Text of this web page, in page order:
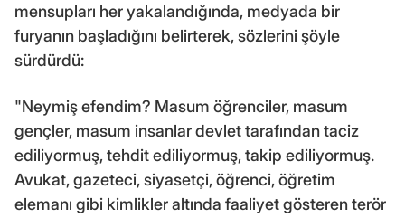
mensupları her yakalandığında, medyada bir
furyanın başladığını belirterek, sözlerini şöyle
sürdürdü:
"Neymiş efendim? Masum öğrenciler, masum
gençler, masum insanlar devlet tarafından taciz
ediliyormuş, tehdit ediliyormuş, takip ediliyormuş.
Avukat, gazeteci, siyasetçi, öğrenci, öğretim
elemanı gibi kimlikler altında faaliyet gösteren terör